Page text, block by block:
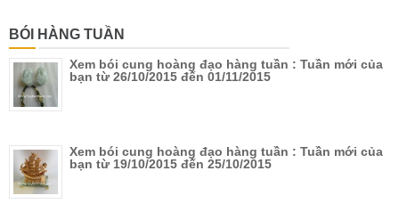
BÓI HÀNG TUẦN
Xem bói cung hoàng đạo hàng tuần : Tuần mới của
bạn từ 26/10/2015 đến 01/11/2015
Xem bói cung hoàng đạo hàng tuần : Tuần mới của
bạn từ 19/10/2015 đến 25/10/2015